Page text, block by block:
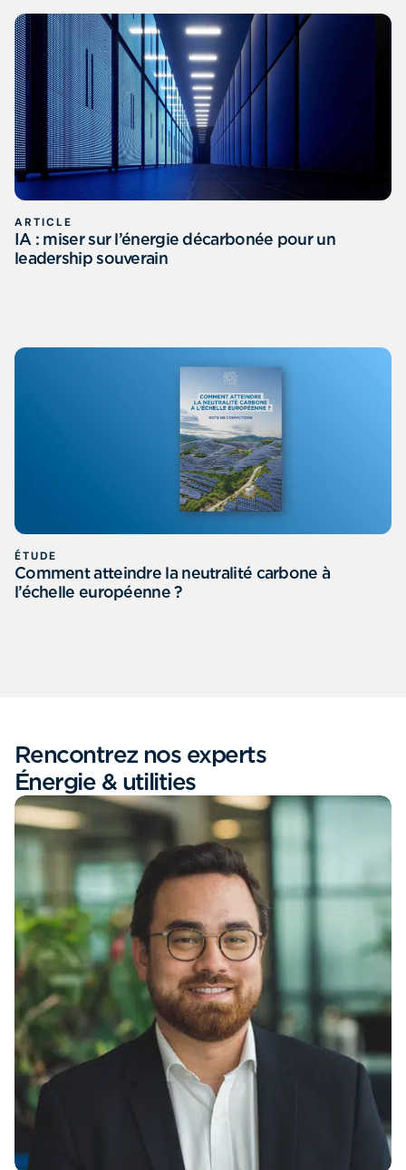
ARTICLE
IA : miser sur l’énergie décarbonée pour un
leadership souverain
ÉTUDE
Comment atteindre la neutralité carbone à
l’échelle européenne ?
Rencontrez nos experts
Énergie & utilities